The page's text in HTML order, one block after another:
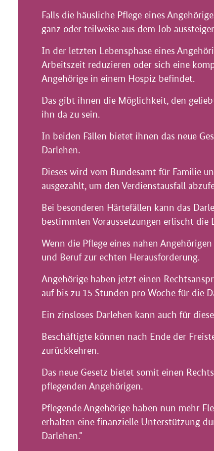
Falls die häusliche Pflege eines
ganz oder teilweise aus dem Job
In der letzten Lebensphase eines
Arbeitszeit reduzieren oder sich eine
Angehörige in einem Hospiz befindet.
Das gibt ihnen die Möglichkeit, den
ihn da zu sein.
In beiden Fällen bietet ihnen das neue
Darlehen.
Dieses wird vom Bundesamt für Familie
ausgezahlt, um den Verdienstausfall
Bei besonderen Härtefällen kann das
bestimmten Voraussetzungen erlischt die
Wenn die Pflege eines nahen
und Beruf zur echten Herausforderung.
Angehörige haben jetzt einen
auf bis zu 15 Stunden pro Woche für die
Ein zinsloses Darlehen kann auch für
Beschäftigte können nach Ende der
zurückkehren.
Das neue Gesetz bietet somit einen
pflegenden Angehörigen.
Pflegende Angehörige haben nun mehr
erhalten eine finanzielle Unterstützung
Darlehen."